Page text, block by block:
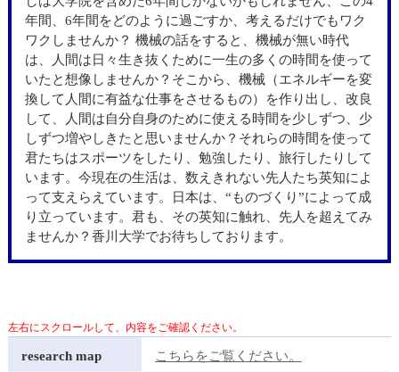
年間、6年間をどのように過ごすか、考えるだけでもワク
ワクしませんか？ 機械の話をすると、機械が無い時代
は、人間は日々生き抜くために一生の多くの時間を使って
いたと想像しませんか？そこから、機械（エネルギーを変
換して人間に有益な仕事をさせるもの）を作り出し、改良
して、人間は自分自身のために使える時間を少しずつ、少
しずつ増やしきたと思いませんか？それらの時間を使って
君たちはスポーツをしたり、勉強したり、旅行したりして
います。今現在の生活は、数えきれない先人たち英知によ
って支えらえています。日本は、“ものづくり”によって成
り立っています。君も、その英知に触れ、先人を超えてみ
ませんか？香川大学でお待ちしております。
research map こちらをご覧ください。